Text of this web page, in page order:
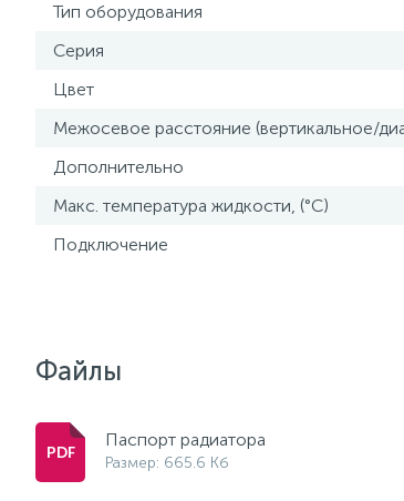
Тип оборудования
Серия
Цвет
Межосевое расстояние (вертикальное/
Дополнительно
Макс. температура жидкости, (°С)
Подключение
Файлы
Паспорт радиатора
Размер: 665.6 Кб